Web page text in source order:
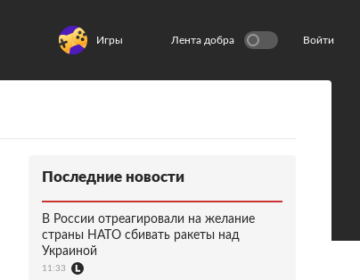
Игры Лента добра Войти
Последние новости
В России отреагировали на желание
страны НАТО сбивать ракеты над
Украиной
11:33